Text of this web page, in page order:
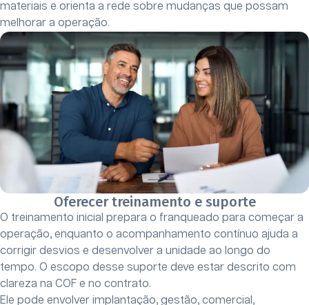
materiais e orienta a rede sobre mudanças que possam
melhorar a operação.
Oferecer treinamento e suporte
O treinamento inicial prepara o franqueado para começar a
operação, enquanto o acompanhamento contínuo ajuda a
corrigir desvios e desenvolver a unidade ao longo do
tempo. O escopo desse suporte deve estar descrito com
clareza na COF e no contrato.
Ele pode envolver implantação, gestão, comercial,